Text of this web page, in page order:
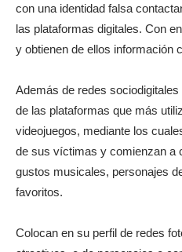
con una identidad falsa
las plataformas digitales. Con
y obtienen de ellos información
Además de redes
de las plataformas que más
videojuegos, mediante los
de sus víctimas y comienzan a
gustos musicales, personajes
favoritos.
Colocan en su perfil de redes